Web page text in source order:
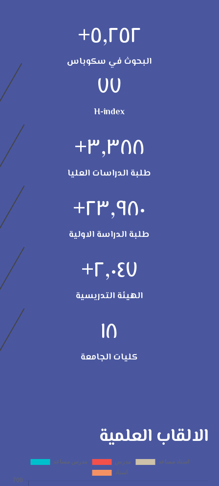
٥,٢٥٢+
البحوث في سكوباس
٧٧
H-index
٣,٣٨٨+
طلبة الدراسات العليا
٢٣,٩٨٠+
طلبة الدراسة الاولية
٢,٠٤٧+
الهيئة التدريسية
١٨
كليات الجامعة
الالقاب العلمية